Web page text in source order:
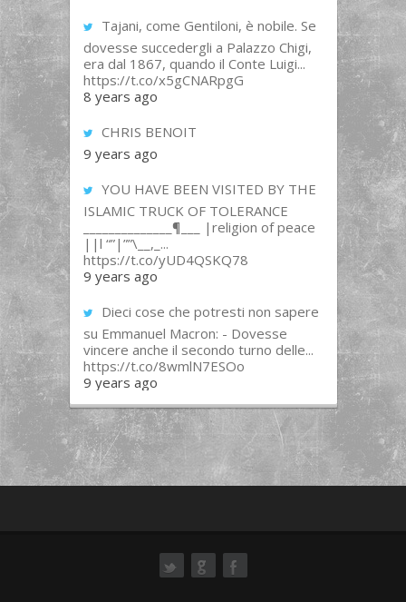
Tajani, come Gentiloni, è nobile. Se
dovesse succedergli a Palazzo Chigi,
era dal 1867, quando il Conte Luigi...
https://t.co/x5gCNARpgG
8 years ago
CHRIS BENOIT
9 years ago
YOU HAVE BEEN VISITED BY THE
ISLAMIC TRUCK OF TOLERANCE
______________¶___ |religion of peace
||l “”|””\__,_...
https://t.co/yUD4QSKQ78
9 years ago
Dieci cose che potresti non sapere
su Emmanuel Macron: - Dovesse
vincere anche il secondo turno delle...
https://t.co/8wmlN7ESOo
9 years ago